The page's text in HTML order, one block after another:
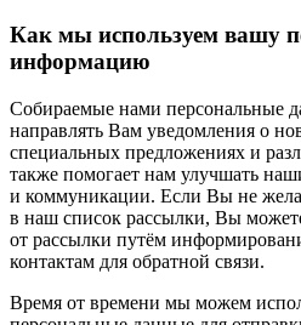
Как мы используем вашу
информацию
Собираемые нами персональные
направлять Вам уведомления о
специальных предложениях и
также помогает нам улучшать
и коммуникации. Если Вы не
в наш список рассылки, Вы
от рассылки путём
контактам для обратной связи.
Время от времени мы можем